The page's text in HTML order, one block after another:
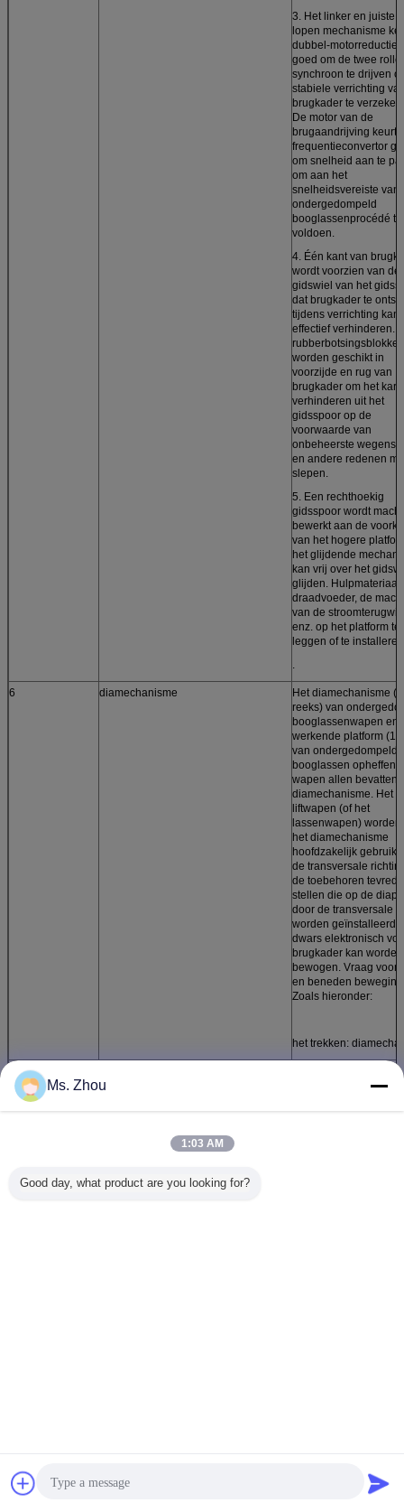
3. Het linker en juiste
lopen mechanisme
dubbel-
goed om de twee
synchroon te drijven
stabiele verrichting
brugkader te
De motor van de
brugaandrijving keurt
frequentieconvertor
om snelheid aan te
om aan het
snelheidsvereiste van
ondergedompeld
booglassenprocédé te
voldoen.
4. Één kant van
wordt voorzien van de
gidswiel van het
dat brugkader te
tijdens verrichting kan
effectief verhinderen.
rubberbotsingsblokken
worden geschikt in
voorzijde en rug van
brugkader om het
verhinderen uit het
gidsspoor op de
voorwaarde van
onbeheerste wegens
en andere redenen
slepen.
5. Een rechthoekig
gidsspoor wordt
bewerkt aan de
van het hogere
het glijdende
kan vrij over het
glijden. Hulpmateriaal
draadvoeder, de
van de
enz. op het platform te
leggen of te
.
6 diamechanisme
Het diamechanisme (1
reeks) van
booglassenwapen en
werkende platform (1
van ondergedompeld
booglassen opheffend
wapen allen bevatten
diamechanisme. Het
liftwapen (of het
lassenwapen) worden
het diamechanisme
hoofdzakelijk gebruikt
de transversale
de toebehoren
stellen die op de
door de transversale
worden geïnstalleerd
dwars elektronisch
brugkader kan worden
bewogen. Vraag voor
en beneden
Zoals hieronder:
het trekken:
1. Er is slechts één
van ondergedompeld
machine. De graad
reeks),
reeks), de machine
Chat
Ms. Zhou
1:03 AM
Good day, what product are you looking for?